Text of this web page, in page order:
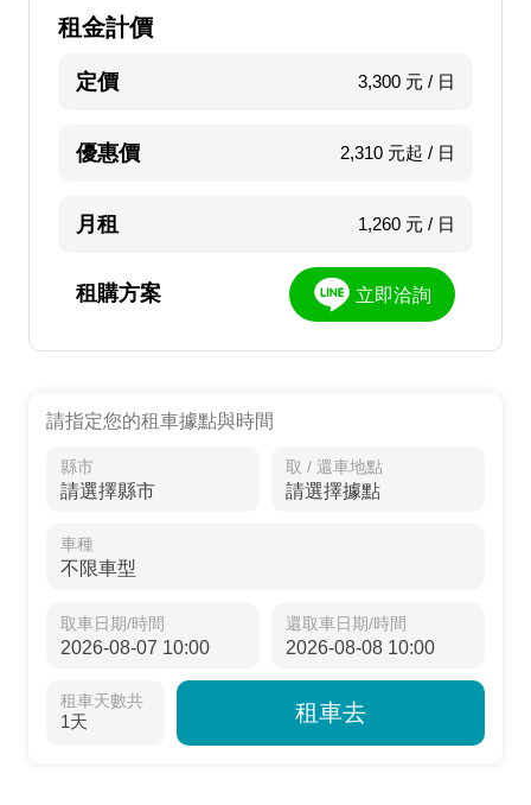
租金計價
定價 3,300 元 / 日
優惠價 2,310 元起 / 日
月租 1,260 元 / 日
租購方案 立即洽詢
請指定您的租車據點與時間
縣市 取 / 還車地點
車種
取車日期/時間 還取車日期/時間
租車天數共
1天 租車去